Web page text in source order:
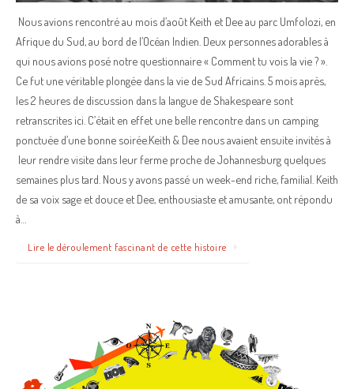
Nous avions rencontré au mois d’août Keith et Dee au parc Umfolozi, en
Afrique du Sud, au bord de l’Océan Indien. Deux personnes adorables à
qui nous avions posé notre questionnaire « Comment tu vois la vie ? ».
Ce fut une véritable plongée dans la vie de Sud Africains. 5 mois après,
les 2 heures de discussion dans la langue de Shakespeare sont
retranscrites ici. C’était en effet une belle rencontre dans un camping
ponctuée d’une bonne soirée.Keith & Dee nous avaient ensuite invités à
leur rendre visite dans leur ferme proche de Johannesburg quelques
semaines plus tard. Nous y avons passé un week-end riche, familial. Keith
de sa voix sage et douce et Dee, enthousiaste et amusante, ont répondu
à…
Lire le déroulement fascinant de cette histoire